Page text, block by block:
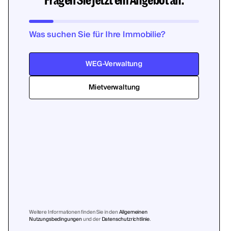
Was suchen Sie für Ihre Immobilie?
WEG-Verwaltung
Mietverwaltung
Weitere Informationen finden Sie in denAllgemeinen
Nutzungsbedingungenund derDatenschutzrichtlinie.